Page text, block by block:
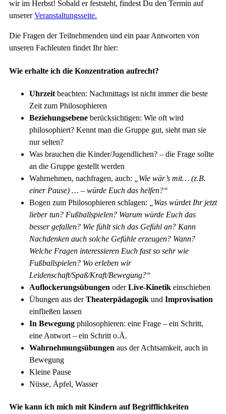
wir im Herbst! Sobald er feststeht, findest Du den Termin auf
unsererVeranstaltungsseite.
Die Fragen der Teilnehmenden und ein paar Antworten von
unseren Fachleuten findet Ihr hier:
Wie erhalte ich die Konzentration aufrecht?
Uhrzeit beachten: Nachmittags ist nicht immer die beste
Zeit zum Philosophieren
Beziehungsebene berücksichtigen: Wie oft wird
philosophiert? Kennt man die Gruppe gut, sieht man sie
nur selten?
Was brauchen die Kinder/Jugendlichen? – die Frage sollte
an die Gruppe gestellt werden
Wahrnehmen, nachfragen, auch:
„Wie wär’s mit… (z.B.
einer Pause) … – würde Euch das helfen?“
Bogen zum Philosophieren schlagen:
„Was würdet Ihr jetzt
lieber tun? Fußballspielen? Warum würde Euch das
besser gefallen? Wie fühlt sich das Gefühl an? Kann
Nachdenken auch solche Gefühle erzeugen? Wann?
Welche Fragen interessieren Euch fast so sehr wie
Fußballspielen? Wo erleben wir
Leidenschaft/Spaß/Kraft/Bewegung?“
Auflockerungsübungen oderLive-Kinetik einschieben
Übungen aus derTheaterpädagogik und Improvisation
einfließen lassen
In Bewegung philosophieren: eine Frage – ein Schritt,
eine Antwort – ein Schritt o.Ä.
Wahrnehmungsübungen aus der Achtsamkeit, auch in
Bewegung
Kleine Pause
Nüsse, Äpfel, Wasser
Wie kann ich mich mit Kindern auf Begrifflichkeiten